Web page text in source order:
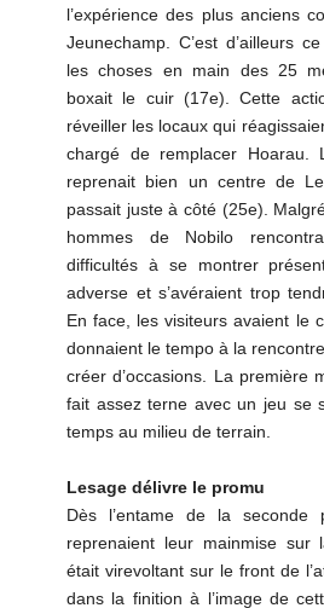
l’expérience des plus anciens
Jeunechamp. C’est d’ailleurs
les choses en main des 25
boxait le cuir (17e). Cette
réveiller les locaux qui
chargé de remplacer Hoarau.
reprenait bien un centre de
passait juste à côté (25e).
hommes de Nobilo
difficultés à se montrer
adverse et s’avéraient trop
En face, les visiteurs avaient le
donnaient le tempo à la
créer d’occasions. La première
fait assez terne avec un jeu se
temps au milieu de terrain.
Lesage délivre le promu
Dès l’entame de la seconde
reprenaient leur mainmise sur
était virevoltant sur le front de
dans la finition à l’image de